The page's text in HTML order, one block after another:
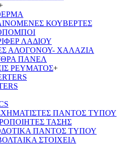
ΚΟΥΒΕΡΤΕΣ
ΛΑΔΙΟΥ
ΑΛΟΓΟΝΟΥ- ΧΑΛΑΖΙΑ
ΠΑΝΕΛ
ΡΕΥΜΑΤΟΣ+
ΠΑΝΤΟΣ ΤΥΠΟΥ
ΤΑΣΗΣ
ΠΑΝΤΟΣ ΤΥΠΟΥ
ΣΤΟΙΧΕΙΑ